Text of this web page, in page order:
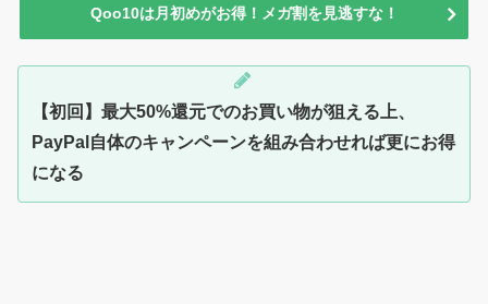
Qoo10は月初めがお得！メガ割を見逃すな！
【初回】最大50%還元でのお買い物が狙える上、
PayPal自体のキャンペーンを組み合わせれば更にお得
になる